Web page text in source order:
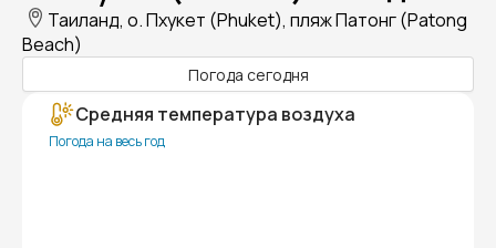
Таиланд, о. Пхукет (Phuket), пляж Патонг (Patong
Beach)
Погода сегодня
Средняя температура воздуха
Погода на весь год